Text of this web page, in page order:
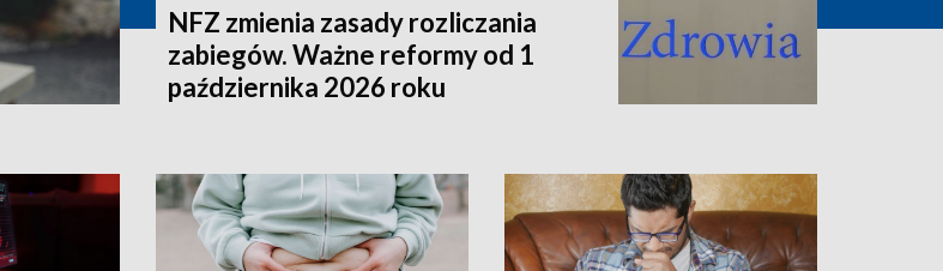
NFZ zmienia zasady rozliczania
zabiegów. Ważne reformy od 1
października 2026 roku